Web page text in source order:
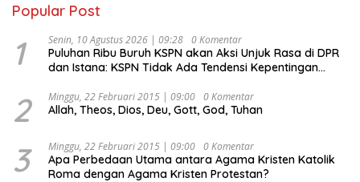
Popular Post
1 Senin, 10 Agustus 2026 | 09:28 0 Komentar
Puluhan Ribu Buruh KSPN akan Aksi Unjuk Rasa di DPR
dan Istana: KSPN Tidak Ada Tendensi Kepentingan
2 Minggu, 22 Februari 2015 | 09:00 0 Komentar
Allah, Theos, Dios, Deu, Gott, God, Tuhan
3 Minggu, 22 Februari 2015 | 09:00 0 Komentar
Apa Perbedaan Utama antara Agama Kristen Katolik
Roma dengan Agama Kristen Protestan?